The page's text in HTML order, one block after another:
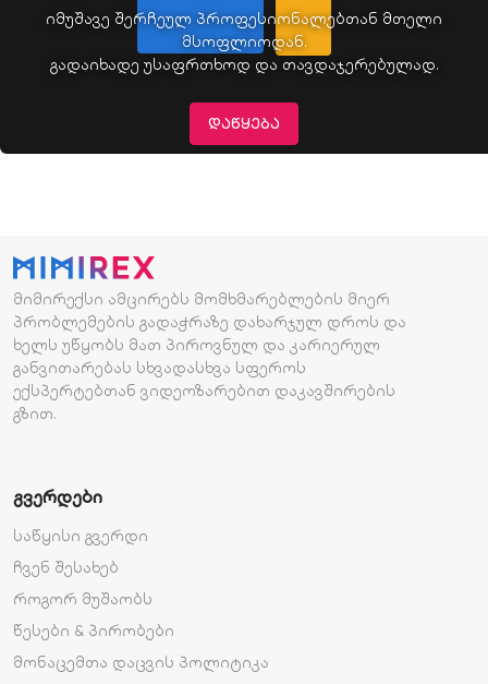
იმუშავე შერჩეულ პროფესიონალებთან მთელი
მსოფლიოდან.
გადაიხადე უსაფრთხოდ და თავდაჯერებულად.
ᲓᲐᲬᲧᲔᲑᲐ
მიმირექსი ამცირებს მომხმარებლების მიერ
პრობლემების გადაჭრაზე დახარჯულ დროს და
ხელს უწყობს მათ პიროვნულ და კარიერულ
განვითარებას სხვადასხვა სფეროს
ექსპერტებთან ვიდეოზარებით დაკავშირების
გზით.
ᲒᲕᲔᲠᲓᲔᲑᲘ
საწყისი გვერდი
ჩვენ შესახებ
როგორ მუშაობს
წესები & პირობები
მონაცემთა დაცვის პოლიტიკა